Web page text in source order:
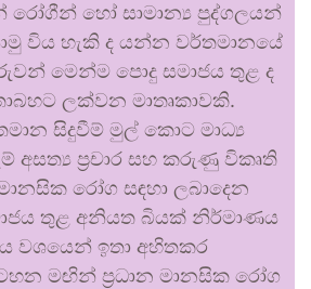
රෝගීන් හෝ සාමාන්‍ය පුද්ගලයන්
විය හැකි ද යන්න වර්තමානයේ
මෙන්ම පොදු සමාජය තුළ ද
ලක්වන මාතෘකාවකි.
සිදුවීම් මුල් කොට මාධ්‍ය
අසත්‍ය ප්‍රචාර සහ කරුණු විකෘති
රෝග සඳහා ලබාදෙන
තුළ අනියත බියක් නිර්මාණය
වශයෙන් ඉතා අහිතකර
මඟින් ප්‍රධාන මානසික රෝග